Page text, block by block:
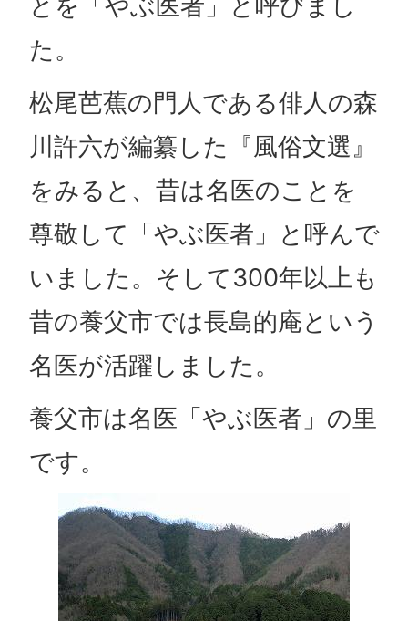
とを「やぶ医者」と呼びまし
た。
松尾芭蕉の門人である俳人の森
川許六が編纂した『風俗文選』
をみると、昔は名医のことを
尊敬して「やぶ医者」と呼んで
いました。そして300年以上も
昔の養父市では長島的庵という
名医が活躍しました。
養父市は名医「やぶ医者」の里
です。